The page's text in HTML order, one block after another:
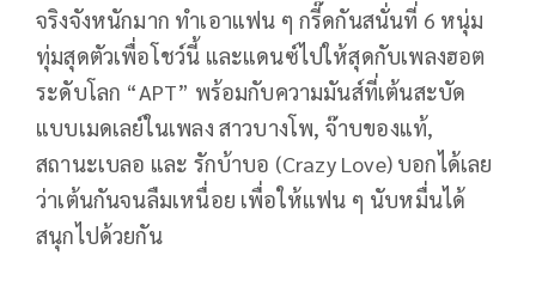
จริงจังหนักมาก ทำเอาแฟน ๆ กรี๊ดกันสนั่นที่ 6 หนุ่ม
ทุ่มสุดตัวเพื่อโชว์นี้ และแดนซ์ไปให้สุดกับเพลงฮอต
ระดับโลก “APT” พร้อมกับความมันส์ที่เต้นสะบัด
แบบเมดเลย์ในเพลง สาวบางโพ, จ๊าบของแท้,
สถานะเบลอ และ รักบ้าบอ (Crazy Love) บอกได้เลย
ว่าเต้นกันจนลืมเหนื่อย เพื่อให้แฟน ๆ นับหมื่นได้
สนุกไปด้วยกัน